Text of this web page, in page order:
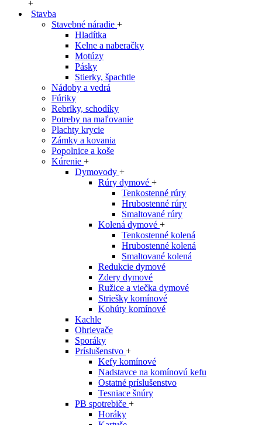
+
Stavba
Stavebné náradie +
Hladítka
Kelne a naberačky
Motúzy
Pásky
Stierky, špachtle
Nádoby a vedrá
Fúriky
Rebríky, schodíky
Potreby na maľovanie
Plachty krycie
Zámky a kovania
Popolnice a koše
Kúrenie +
Dymovody +
Rúry dymové +
Tenkostenné rúry
Hrubostenné rúry
Smaltované rúry
Kolená dymové +
Tenkostenné kolená
Hrubostenné kolená
Smaltované kolená
Redukcie dymové
Zdery dymové
Ružice a viečka dymové
Striešky komínové
Kohúty komínové
Kachle
Ohrievače
Sporáky
Príslušenstvo +
Kefy komínové
Nadstavce na komínovú kefu
Ostatné príslušenstvo
Tesniace šnúry
PB spotrebiče +
Horáky